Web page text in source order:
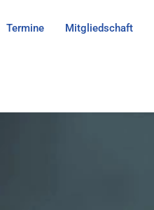
Termine Mitgliedschaft